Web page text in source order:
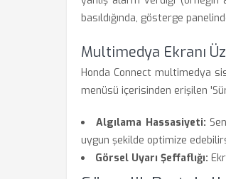
basıldığında, gösterge
Multimedya Ekranı
Honda Connect multimedya
menüsü içerisinden erişilen
Algılama Hassasiyeti:
uygun şekilde optimize
Görsel Uyarı Şeffaflığı: